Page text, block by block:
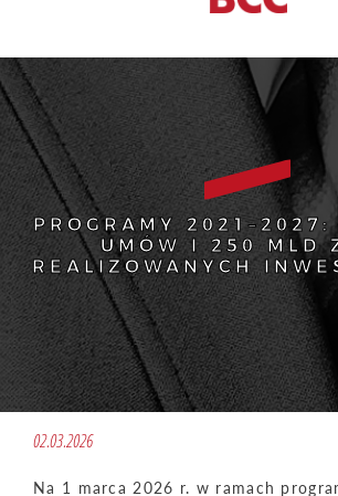
PROGRAMY
UMÓW I 250 MLD
REALIZOWANYCH
02.03.2026
Na 1 marca 2026 r. w ramach